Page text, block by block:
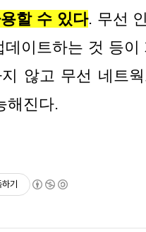
할 수 있다. 무선
데이트하는 것 등
않고 무선 네트
해진다.
기